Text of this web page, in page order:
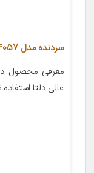
سردنده مدل Peg4057 مناسب برای پژو 405
معرفی محصول
عالی دلتا